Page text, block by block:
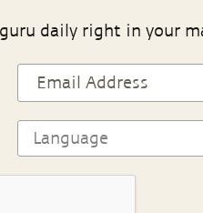
daily right in your